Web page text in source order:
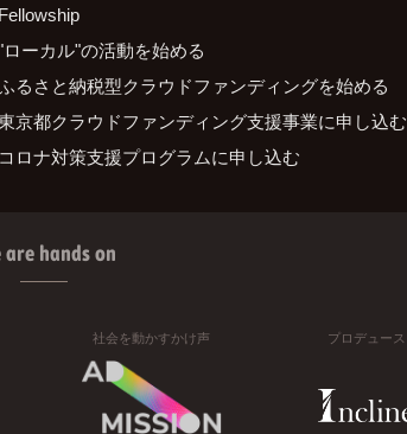
Fellowship
ーカル"の活動を始める
るさと納税型クラウドファンディングを始める
京都クラウドファンディング支援事業に申し込む
コロナ対策支援プログラムに申し込む
are hands on
社会を動かすかけ声 プロデュース